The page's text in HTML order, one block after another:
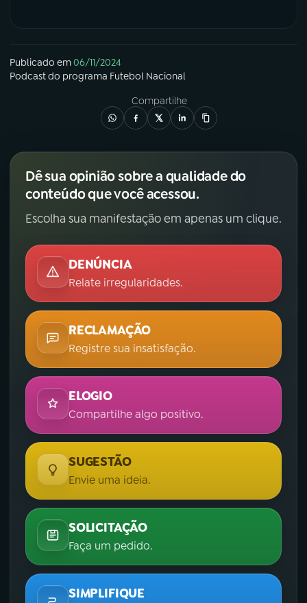
Publicado em06/11/2024
Podcastdo programa Futebol Nacional
Compartilhe
Dê sua opinião sobre a qualidade do
conteúdo que você acessou.
Escolha sua manifestação em apenas um clique.
DENÚNCIA
Relate irregularidades.
RECLAMAÇÃO
Registre sua insatisfação.
ELOGIO
Compartilhe algo positivo.
SUGESTÃO
Envie uma ideia.
SOLICITAÇÃO
Faça um pedido.
SIMPLIFIQUE